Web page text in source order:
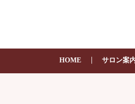
HOME サロン案